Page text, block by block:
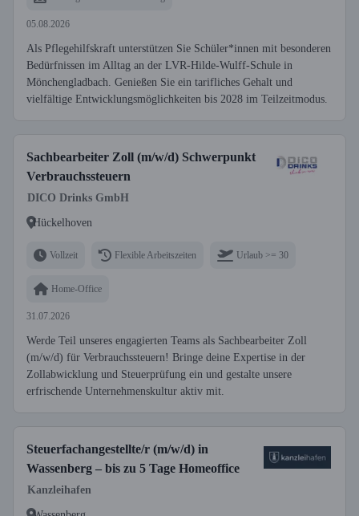
05.08.2026
Als Pflegehilfskraft unterstützen Sie Schüler*innen mit besonderen
Bedürfnissen im Alltag an der LVR-Hilde-Wulff-Schule in
Mönchengladbach. Genießen Sie ein tarifliches Gehalt und
vielfältige Entwicklungsmöglichkeiten bis 2028 im Teilzeitmodus.
Sachbearbeiter Zoll (m/w/d) Schwerpunkt
Verbrauchssteuern
DICO Drinks GmbH
Hückelhoven
Vollzeit Flexible Arbeitszeiten Urlaub >= 30
Home-Office
31.07.2026
Werde Teil unseres engagierten Teams als Sachbearbeiter Zoll
(m/w/d) für Verbrauchssteuern! Bringe deine Expertise in der
Zollabwicklung und Steuerprüfung ein und gestalte unsere
erfrischende Unternehmenskultur aktiv mit.
Steuerfachangestellte/r (m/w/d) in
Wassenberg – bis zu 5 Tage Homeoffice
Kanzleihafen